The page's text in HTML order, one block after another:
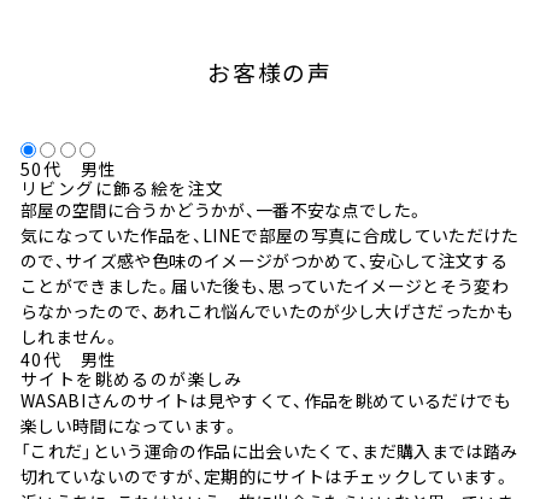
お客様の声
50代 男性
リビングに飾る絵を注文
部屋の空間に合うかどうかが、一番不安な点でした。
気になっていた作品を、LINEで部屋の写真に合成していただけた
ので、サイズ感や色味のイメージがつかめて、安心して注文する
ことができました。届いた後も、思っていたイメージとそう変わ
らなかったので、あれこれ悩んでいたのが少し大げさだったかも
しれません。
40代 男性
サイトを眺めるのが楽しみ
WASABIさんのサイトは見やすくて、作品を眺めているだけでも
楽しい時間になっています。
「これだ」という運命の作品に出会いたくて、まだ購入までは踏み
切れていないのですが、定期的にサイトはチェックしています。